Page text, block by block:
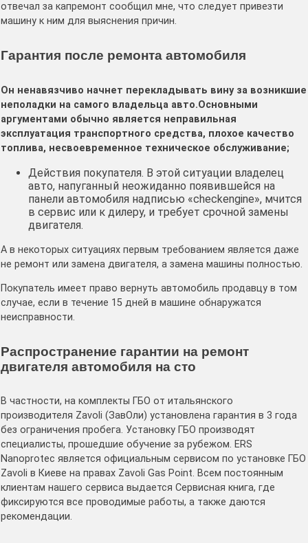
отвечал за капремонт сообщил мне, что следует привезти
машину к ним для выяснения причин.
Гарантия после ремонта автомобиля
Он ненавязчиво начнет перекладывать вину за возникшие
неполадки на самого владельца авто.Основными
аргументами обычно является неправильная
эксплуатация транспортного средства, плохое качество
топлива, несвоевременное техническое обслуживание;
Действия покупателя. В этой ситуации владелец
авто, напуганный неожиданно появившейся на
панели автомобиля надписью «checkengine», мчится
в сервис или к дилеру, и требует срочной замены
двигателя.
А в некоторых ситуациях первым требованием является даже
не ремонт или замена двигателя, а замена машины полностью.
Покупатель имеет право вернуть автомобиль продавцу в том
случае, если в течение 15 дней в машине обнаружатся
неисправности.
Распространение гарантии на ремонт
двигателя автомобиля на сто
В частности, на комплекты ГБО от итальянского
производителя Zavoli (ЗавОли) установлена гарантия в 3 года
без ограничения пробега. Установку ГБО производят
специалисты, прошедшие обучение за рубежом. ERS
Nanoprotec является официальным сервисом по установке ГБО
Zavoli в Киеве на правах Zavoli Gas Point. Всем постоянным
клиентам нашего сервиса выдается Сервисная книга, где
фиксируются все проводимые работы, а также даются
рекомендации.